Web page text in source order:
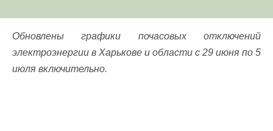
Обновлены графики почасовых отключений
электроэнергии в Харькове и области с 29 июня по 5
июля включительно.